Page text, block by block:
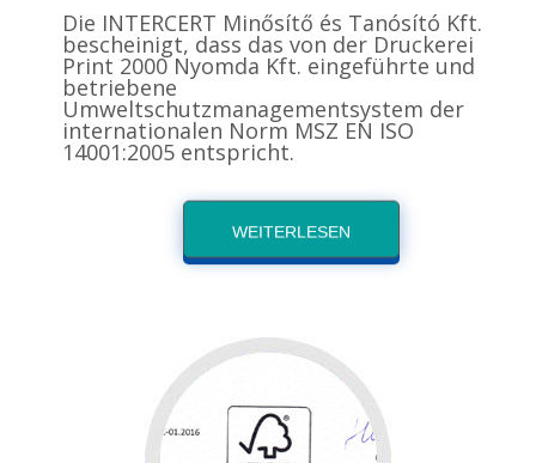
Die INTERCERT Minősítő és Tanósító Kft.
bescheinigt, dass das von der Druckerei
Print 2000 Nyomda Kft. eingeführte und
betriebene
Umweltschutzmanagementsystem der
internationalen Norm MSZ EN ISO
14001:2005 entspricht.
WEITERLESEN